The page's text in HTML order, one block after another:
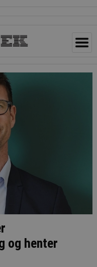
og henter